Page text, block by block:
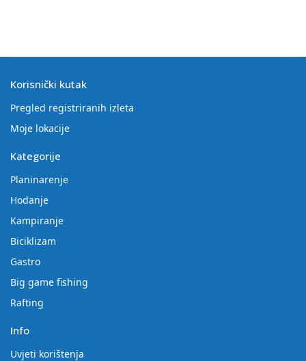
Korisnički kutak
Pregled registriranih izleta
Moje lokacije
Kategorije
Planinarenje
Hodanje
Kampiranje
Biciklizam
Gastro
Big game fishing
Rafting
Info
Uvjeti korištenja